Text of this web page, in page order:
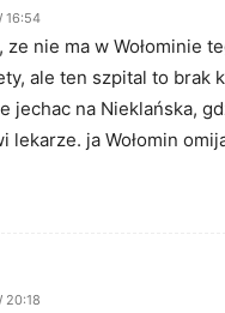
16:54
nie ma w Wołominie
ale ten szpital to brak
jechac na Nieklańska,
lekarze. ja Wołomin
20:18